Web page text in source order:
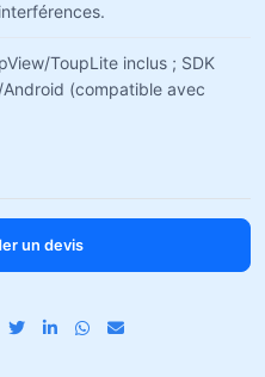
ToupLite inclus ; SDK
(compatible avec
un devis